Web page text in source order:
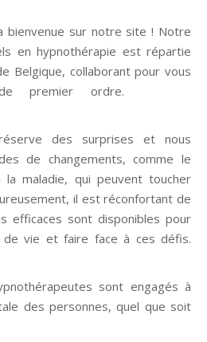
bienvenue sur notre site ! Notre
en hypnothérapie est répartie
Belgique, collaborant pour vous
premier ordre.
des surprises et nous
de changements, comme le
maladie, qui peuvent toucher
il est réconfortant de
efficaces sont disponibles pour
vie et faire face à ces défis.
sont engagés à
des personnes, quel que soit